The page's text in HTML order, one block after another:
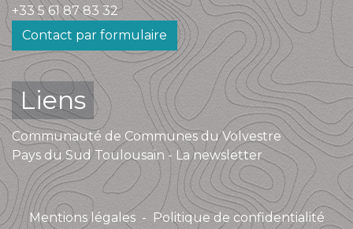
+33 5 61 87 83 32
Contact par formulaire
Liens
Communauté de Communes du Volvestre
Pays du Sud Toulousain - La newsletter
Mentions légales - Politique de confidentialité